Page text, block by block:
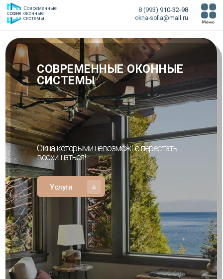
СОФИЯ
Современные
оконные
системы
8 (993) 910-32-98
okna-sofia@mail.ru Меню
СОВРЕМЕННЫЕ ОКОННЫЕ
СИСТЕМЫ
Услуги
Окна, которыми невозможно перестать
восхищаться!